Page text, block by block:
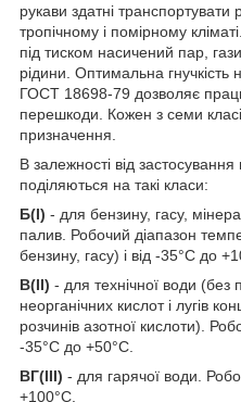
рукави здатні
тропічному і помірному
під тиском насичений пар,
рідини. Оптимальна гнучкість
ГОСТ 18698-79 дозволяє
перешкоди. Кожен з семи
призначення.
В залежності від застосування
поділяються на такі класи:
Б(I) - для бензину, гасу,
палив. Робочий діапазон
бензину, гасу) і від -35°С до
В(II) - для технічної води (без
неорганічних кислот і лугів
розчинів азотної кислоти).
-35°С до +50°С.
ВГ(III) - для гарячої води.
+100°С.